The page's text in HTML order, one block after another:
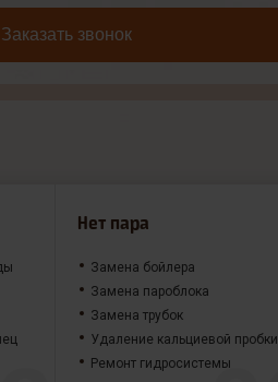
Заказать звонок
Нет пара
Замена бойлера
Замена пароблока
Замена трубок
Удаление кальциевой пробки
Ремонт гидросистемы